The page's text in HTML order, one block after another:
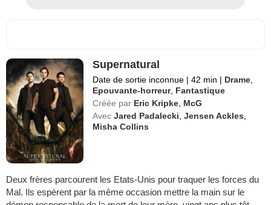
Supernatural
Date de sortie inconnue | 42 min | Drame
Epouvante-horreur, Fantastique
Créée par Eric Kripke McG
Avec Jared Padalecki ,Jensen Ackles
Misha Collins
Deux frères parcourent les Etats-Unis pour traquer les forces du
Mal. Ils espèrent par la même occasion mettre la main sur le